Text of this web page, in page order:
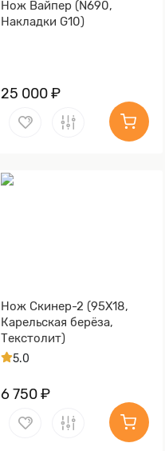
Нож Вайпер (N690,
Накладки G10)
25 000 ₽
Нож Скинер-2 (95Х18,
Карельская берёза,
Текстолит)
5.0
6 750 ₽